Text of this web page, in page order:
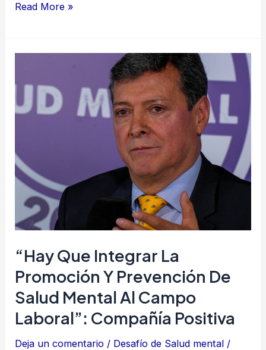
Read More »
“Hay Que Integrar La
Promoción Y Prevención De
Salud Mental Al Campo
Laboral”: Compañía Positiva
Deja un comentario / Desafío de Salud mental /
integrar
la
y
prevención
de
salud
mental
campo
laboral”:
Compañía
Positiva